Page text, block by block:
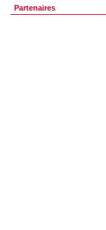
Partenaires